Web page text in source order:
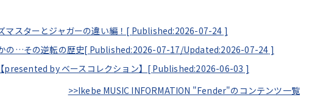
マスターとジャガーの違い編！[ Published:2026-07-24 ]
の…その逆転の歴史[ Published:2026-07-17/Updated:2026-07-24 ]
presented by ベースコレクション】[ Published:2026-06-03 ]
>>Ikebe MUSIC INFORMATION "Fender"のコンテンツ一覧